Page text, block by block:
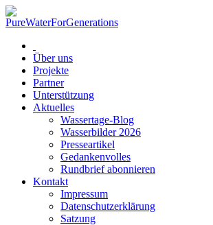
Über uns
Projekte
Partner
Unterstützung
Aktuelles
Wassertage-Blog
Wasserbilder 2026
Presseartikel
Gedankenvolles
Rundbrief abonnieren
Kontakt
Impressum
Datenschutzerklärung
Satzung